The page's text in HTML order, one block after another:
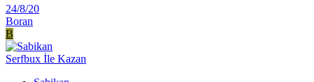
24/8/20
Boran
B
Serfbux İle Kazan